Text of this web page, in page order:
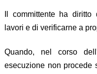
Il committente ha
lavori e di verificarne a
Quando, nel corso
esecuzione non procede